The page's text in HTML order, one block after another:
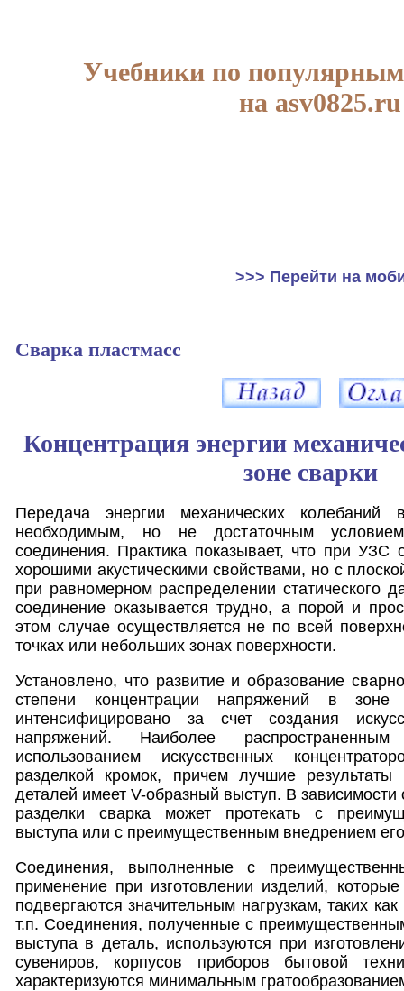
Учебники по
на asv0825.ru
>>> Перейти на
Сварка пластмасс
Концентрация энергии
зоне сварки
Передача энергии механических колебаний
необходимым, но не достаточным
соединения. Практика показывает, что при УЗС
хорошими акустическими свойствами, но с
при равномерном распределении статического
соединение оказывается трудно, а порой и
этом случае осуществляется не по всей
точках или небольших зонах поверхности.
Установлено, что развитие и образование
степени концентрации напряжений в
интенсифицировано за счет создания
напряжений. Наиболее
использованием искусственных
разделкой кромок, причем лучшие
деталей имеет V-образный выступ. В
разделки сварка может протекать с
выступа или с преимущественным внедрением
Соединения, выполненные с
применение при изготовлении изделий,
подвергаются значительным нагрузкам, таких
т.п. Соединения, полученные с
выступа в деталь, используются при
сувениров, корпусов приборов бытовой
характеризуются минимальным